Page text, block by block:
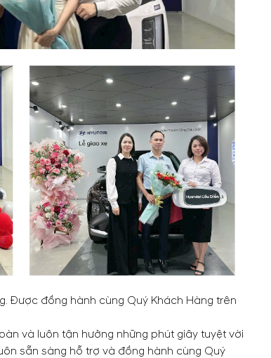
Được đồng hành cùng Quý Khách Hàng trên
và luôn tận hưởng những phút giây tuyệt vời
sẵn sàng hỗ trợ và đồng hành cùng Quý